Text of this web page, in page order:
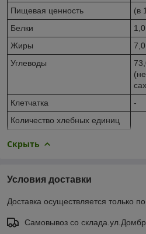
Пищевая ценность
(в
Белки
1,0
Жиры
7,0
Углеводы
Клетчатка
-
Количество хлебных единиц
Скрыть
Условия доставки
Доставка осуществляется только
Самовывоз со